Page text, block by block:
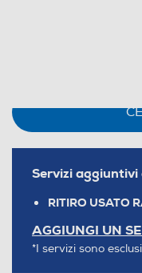
Servizi aggiuntivi
RITIRO USATO
AGGIUNGI UN
*I servizi sono